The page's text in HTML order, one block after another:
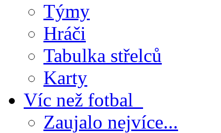
Týmy
Hráči
Tabulka střelců
Karty
Víc než fotbal
Zaujalo nejvíce...